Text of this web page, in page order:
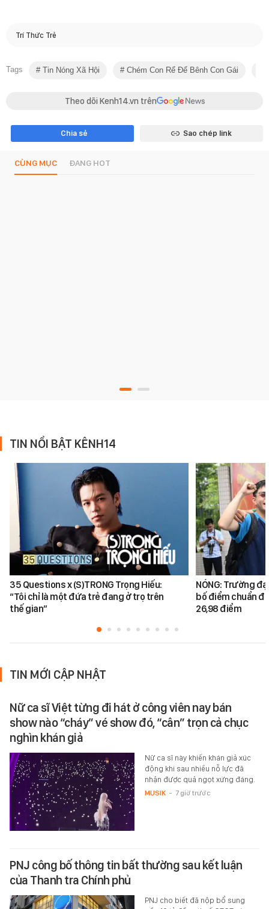
Trí Thức Trẻ
Tags Tin Nóng Xã Hội Chém Con Rể Để Bênh Con Gái
Theo dõi Kenh14.vn trên
Chia sẻ Sao chép link
CÙNG MỤC ĐANG HOT
TIN NỔI BẬT KÊNH14
35 Questions x (S)TRONG Trọng Hiếu:
“Tôi chỉ là một đứa trẻ đang ở trọ trên
thế gian”
NÓNG: Trường
bố điểm chuẩn
26,98 điểm
TIN MỚI CẬP NHẬT
Nữ ca sĩ Việt từng đi hát ở công viên nay bán
show nào “cháy” vé show đó, “cân” trọn cả chục
nghìn khán giả
Nữ ca sĩ này khiến khán giả xúc
động khi sau nhiều nỗ lực đã
nhận được quả ngọt xứng đáng.
MUSIK - 7 giờ trước
PNJ công bố thông tin bất thường sau kết luận
của Thanh tra Chính phủ
PNJ cho biết đã nộp bổ sung